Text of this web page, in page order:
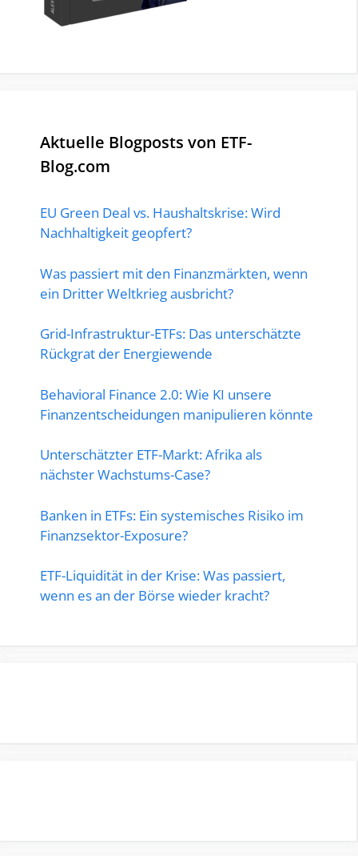
Aktuelle Blogposts von ETF-
Blog.com
EU Green Deal vs. Haushaltskrise: Wird
Nachhaltigkeit geopfert?
Was passiert mit den Finanzmärkten, wenn
ein Dritter Weltkrieg ausbricht?
Grid-Infrastruktur-ETFs: Das unterschätzte
Rückgrat der Energiewende
Behavioral Finance 2.0: Wie KI unsere
Finanzentscheidungen manipulieren könnte
Unterschätzter ETF-Markt: Afrika als
nächster Wachstums-Case?
Banken in ETFs: Ein systemisches Risiko im
Finanzsektor-Exposure?
ETF-Liquidität in der Krise: Was passiert,
wenn es an der Börse wieder kracht?